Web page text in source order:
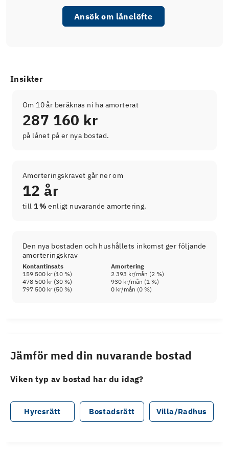
Ansök om lånelöfte
Insikter
Om 10 år beräknas ni ha amorterat
287 160 kr
på lånet på er nya bostad.
Amorteringskravet går ner om
12 år
till 1 % enligt nuvarande amortering.
Den nya bostaden och hushållets inkomst ger följande
amorteringskrav
Kontantinsats
Amortering
159 500 kr(10 %) 2 393 kr/mån (2 %)
478 500 kr(30 %) 930 kr/mån (1 %)
797 500 kr(50 %) 0 kr/mån (0 %)
Jämför med din nuvarande bostad
Viken typ av bostad har du idag?
Hyresrätt Bostadsrätt Villa/Radhus